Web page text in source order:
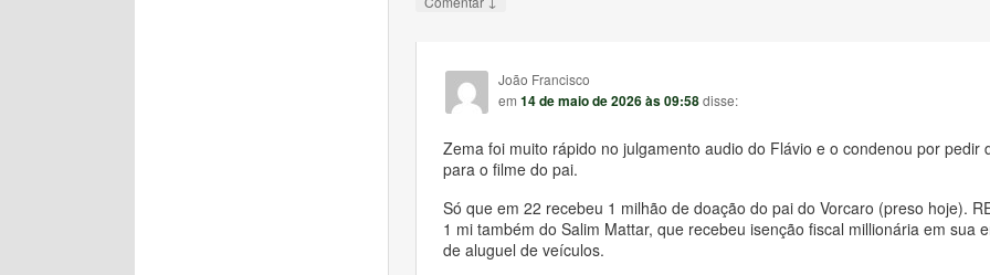
João Francisco
em14 de maio de 2026 às 09:58disse:
Zema foi muito rápido no julgamento audio do Flávio e o condenou por pedir
para o filme do pai.
Só que em 22 recebeu 1 milhão de doação do pai do Vorcaro (preso hoje).
1 mi também do Salim Mattar, que recebeu isenção fiscal millionária em sua
de aluguel de veículos.